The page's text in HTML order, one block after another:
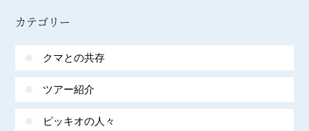
カテゴリー
クマとの共存
ツアー紹介
ピッキオの人々